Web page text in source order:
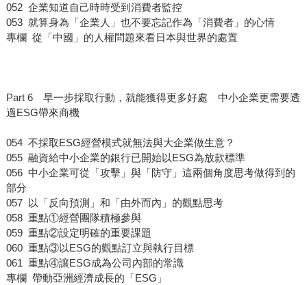
052 企業知道自己時時受到消費者監控
053 就算身為「企業人」也不要忘記作為「消費者」的心情
專欄 從「中國」的人權問題來看日本與世界的處置
Part 6 早一步採取行動，就能獲得更多好處 中小企業更需要透
過ESG帶來商機
054 不採取ESG經營模式就無法與大企業做生意？
055 融資給中小企業的銀行已開始以ESG為放款標準
056 中小企業可從「攻擊」與「防守」這兩個角度思考做得到的
部分
057 以「反向預測」和「由外而內」的觀點思考
058 重點①經營團隊積極參與
059 重點②設定明確的重要課題
060 重點③以ESG的觀點訂立與執行目標
061 重點④讓ESG成為公司內部的常識
專欄 帶動亞洲經濟成長的「ESG」